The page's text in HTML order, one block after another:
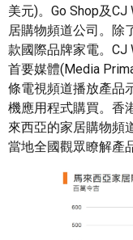
美元)。Go Shop及
居購物頻道公司。除
款國際品牌家電。CJ
首要媒體(Media
條電視頻道播放產品
機應用程式購買。香
來西亞的家居購物頻
當地全國觀眾瞭解產